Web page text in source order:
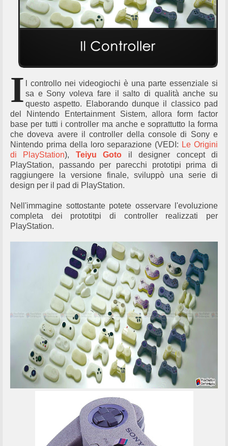
I
l controllo nei videogiochi è una parte essenziale si
sa e Sony voleva fare il salto di qualità anche su
questo aspetto. Elaborando dunque il classico pad
del Nintendo Entertainment Sistem, allora form factor
base per tutti i controller ma anche e soprattutto la forma
che doveva avere il controller della console di Sony e
Nintendo prima della loro separazione (VEDI: Le Origini
di PlayStation), Teiyu Goto il designer concept di
PlayStation, passando per parecchi prototipi prima di
raggiungere la versione finale, sviluppò una serie di
design per il pad di PlayStation.
Nell'immagine sottostante potete osservare l'evoluzione
completa dei prototitpi di controller realizzati per
PlayStation.